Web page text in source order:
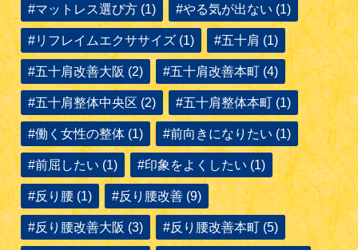
#マットレス選び方 (1) #やる気が出ない (1)
#リフレイムエクササイズ (1) #五十肩 (1)
#五十肩改善大阪 (2) #五十肩改善本町 (4)
#五十肩整体中央区 (2) #五十肩整体本町 (1)
#働く女性の整体 (1) #前向きになりたい (1)
#前屈したい (1) #印象をよくしたい (1)
#反り腰 (1) #反り腰改善 (9)
#反り腰改善大阪 (3) #反り腰改善本町 (5)